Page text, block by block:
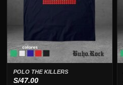
POLO THE KILLERS
S/47.00